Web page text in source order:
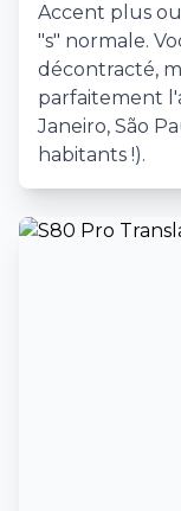
Accent plus
"s" normale.
décontracté,
parfaitement
Janeiro, São
habitants !).